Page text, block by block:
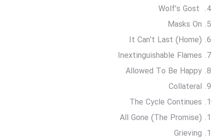
Masks On
It Can't Last (Home)
Inextinguishable Flames
Allowed To Be Happy
Collateral
The Cycle Continues
All Gone (The Promise)
Grieving